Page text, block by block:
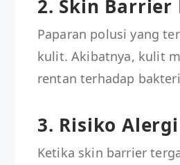
2. Skin Barrier
Paparan polusi yang
kulit. Akibatnya, kulit
rentan terhadap
3. Risiko
Ketika skin barrier